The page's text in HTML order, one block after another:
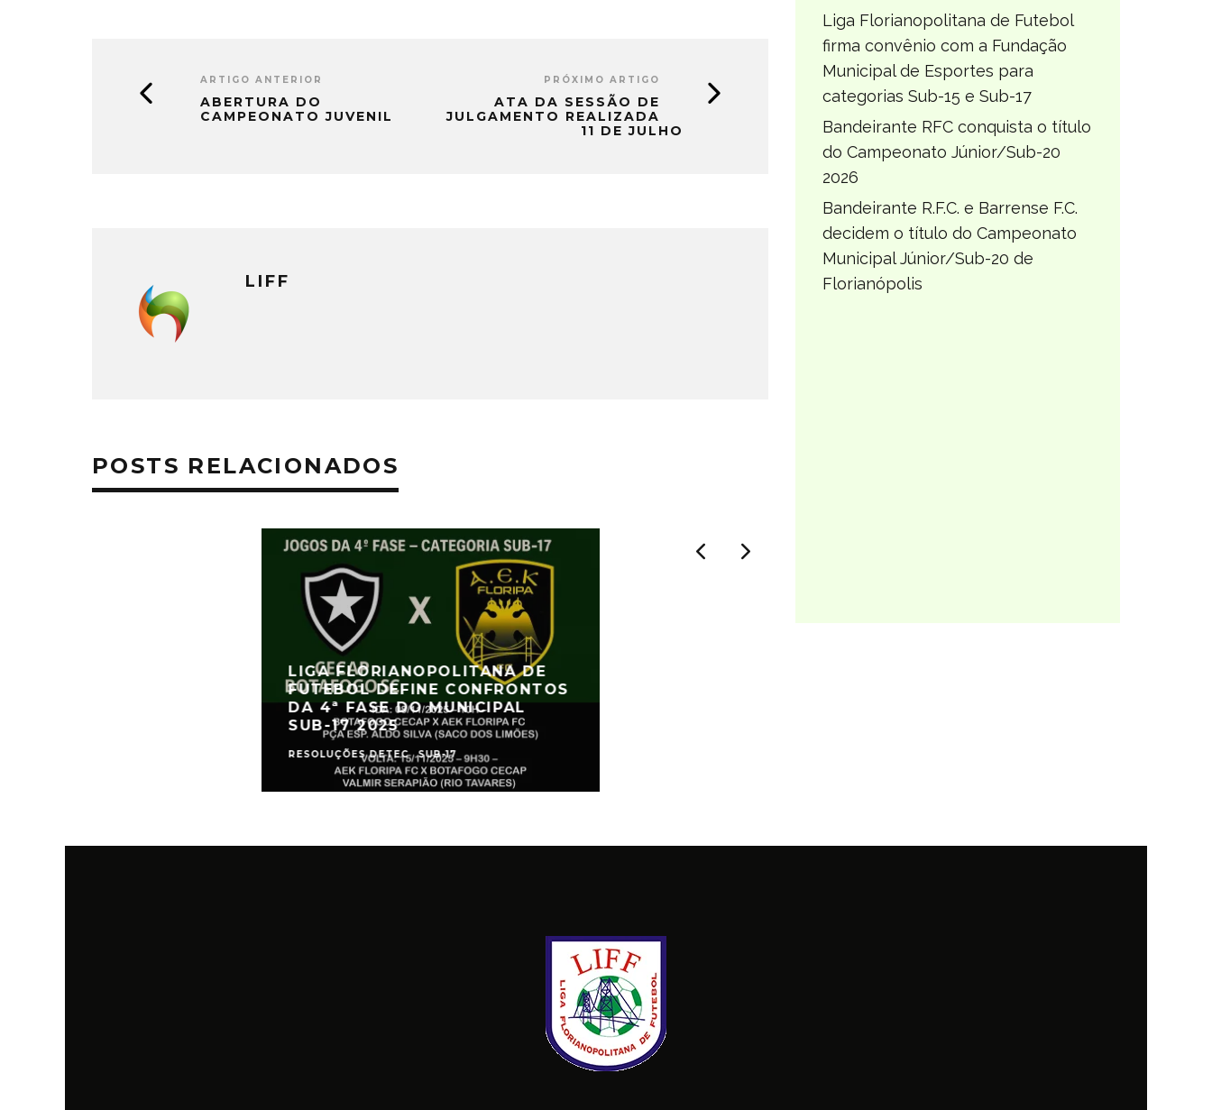
ARTIGO ANTERIOR
ABERTURA DO
CAMPEONATO JUVENIL
PRÓXIMO ARTIGO
ATA DA SESSÃO DE
JULGAMENTO REALIZADA
11 DE JULHO
LIFF
POSTS RELACIONADOS
LIGA FLORIANOPOLITANA DE
FUTEBOL DEFINE CONFRONTOS
DA 4ª FASE DO MUNICIPAL
SUB-17 2025
RESOLUÇÕES DETEC SUB-17
Liga Florianopolitana de Futebol
firma convênio com a Fundação
Municipal de Esportes para
categorias Sub-15 e Sub-17
Bandeirante RFC conquista o título
do Campeonato Júnior/Sub-20
2026
Bandeirante R.F.C. e Barrense F.C.
decidem o título do Campeonato
Municipal Júnior/Sub-20 de
Florianópolis